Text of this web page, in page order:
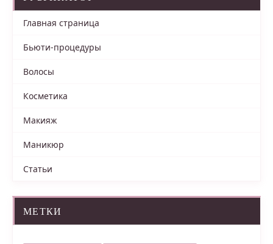
Главная страница
Бьюти-процедуры
Волосы
Косметика
Макияж
Маникюр
Статьи
МЕТКИ